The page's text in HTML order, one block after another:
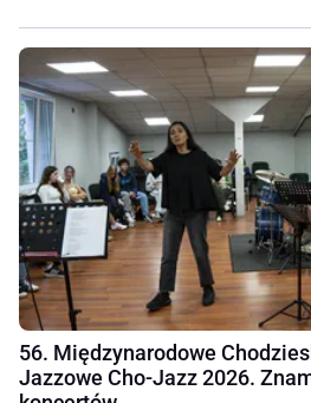
56. Międzynarodowe
Jazzowe Cho-Jazz 2026.